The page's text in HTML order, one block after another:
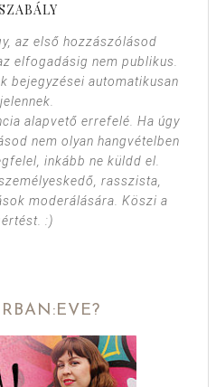
az első hozzászólásod
elfogadásig nem publikus.
bejegyzései automatikusan
alapvető errefelé. Ha úgy
nem olyan hangvételben
inkább ne küldd el.
rasszista,
moderálására. Köszi a
:)